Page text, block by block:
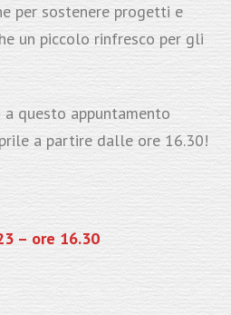
per sostenere progetti e
un piccolo rinfresco per gli
questo appuntamento
a partire dalle ore 16.30!
– ore 16.30